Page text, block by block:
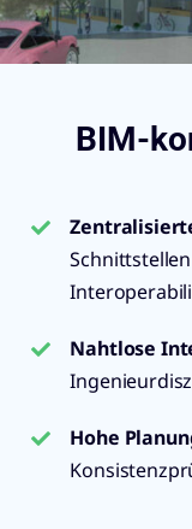
BIM-
Schnittstellen
Nahtlose
Hohe